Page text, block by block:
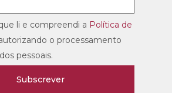
li e compreendi a Política de
o processamento
pessoais.
Subscrever